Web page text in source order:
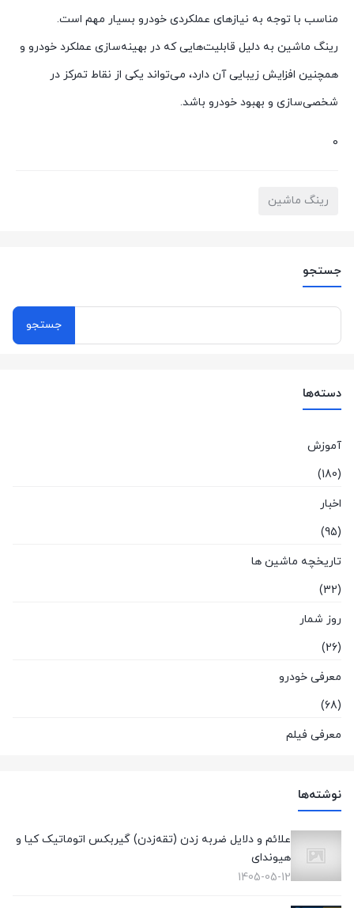
جستجو
برای:
دسته‌ها
آموزش
(180)
اخبار
(95)
تاریخچه ماشین ها
(32)
روز شمار
(26)
معرفی خودرو
(68)
معرفی فیلم
نوشته‌ها
علائم و دلایل ضربه زدن (تقه‌زدن) گیربکس اتوماتیک کیا و
هیوندای
1405-05-12
مناسب با توجه به نیازهای عملکردی خودرو بسیار مهم است.
رینگ ماشین به دلیل قابلیت‌هایی که در بهینه‌سازی عملکرد خودرو و
همچنین افزایش زیبایی آن دارد، می‌تواند یکی از نقاط تمرکز در
شخصی‌سازی و بهبود خودرو باشد.
0
رینگ ماشین